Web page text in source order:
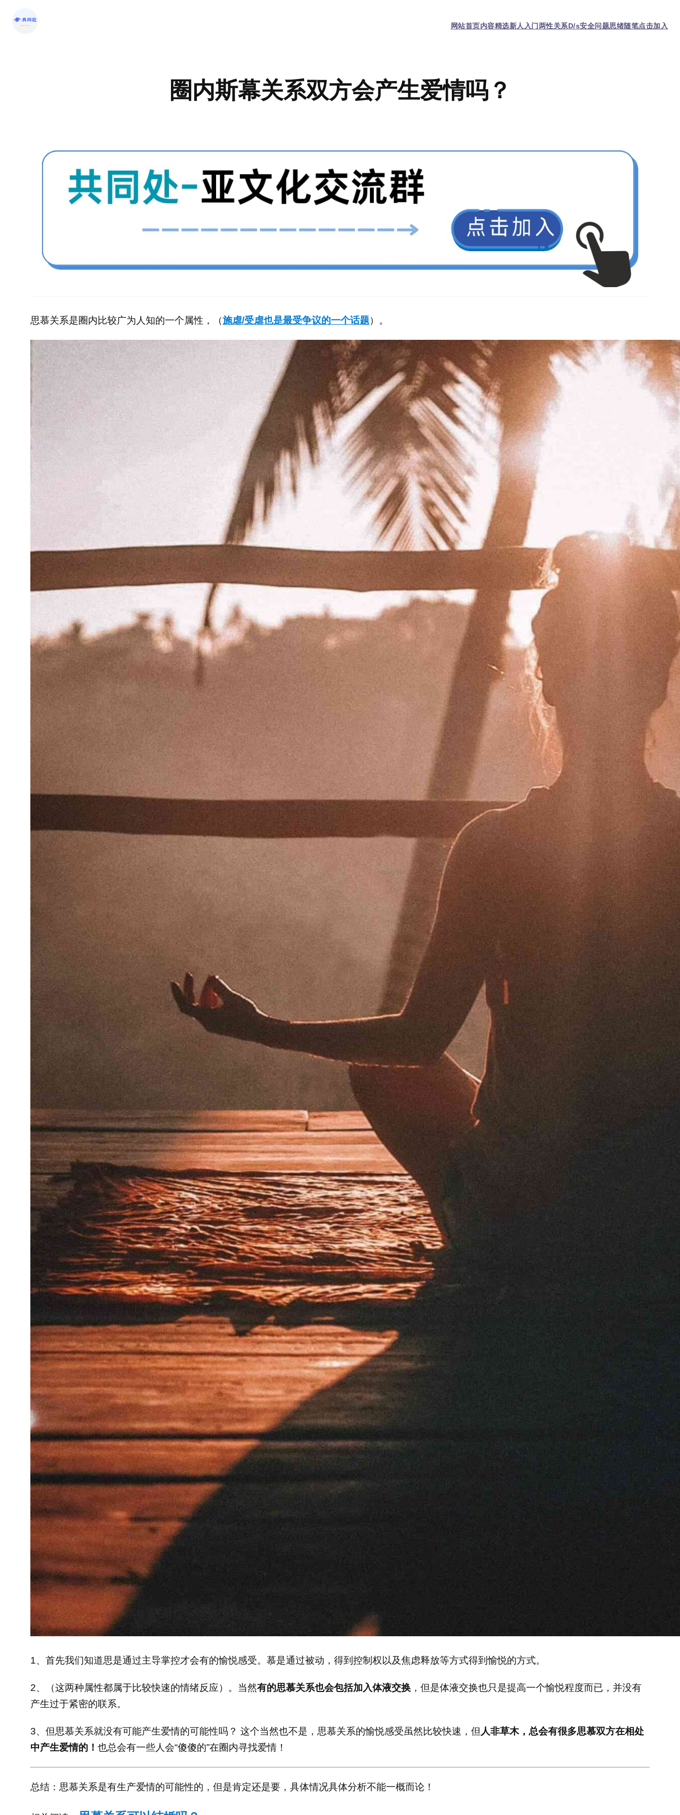
网站首页内容精选新人入门两性关系D/s安全问题思绪随笔点击加入
圈内斯幕关系双方会产生爱情吗？
思慕关系是圈内比较广为人知的一个属性，（施虐/受虐也是最受争议的一个话题）。
1、首先我们知道思是通过主导掌控才会有的愉悦感受。慕是通过被动，得到控制权以及焦虑释放等方式得到愉悦的方式。
2、（这两种属性都属于比较快速的情绪反应）。当然有的思慕关系也会包括加入体液交换 ，但是体液交换也只是提高一个愉悦程度而已，并没有
产生过于紧密的联系。
3、但思慕关系就没有可能产生爱情的可能性吗？ 这个当然也不是，思慕关系的愉悦感受虽然比较快速，但 人非草木，总会有很多思慕双方在相处
中产生爱情的！ 也总会有一些人会“傻傻的”在圈内寻找爱情！
总结：思慕关系是有生产爱情的可能性的，但是肯定还是要，具体情况具体分析不能一概而论！